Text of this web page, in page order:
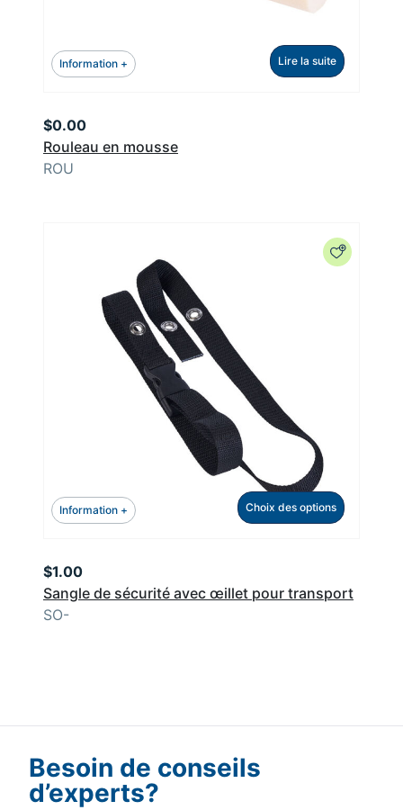
Information + Lire la suite
Rouleau en mousse
$0.00
ROU
Information + Choix des options
Sangle de sécurité avec œillet pour transport
$1.00
SO-
Besoin de conseils
d’experts?